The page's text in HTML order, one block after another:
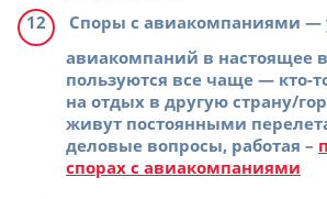
Споры с авиакомпаниями —
авиакомпаний в настоящее
пользуются все чаще — кто-
на отдых в другую страну/
живут постоянными
деловые вопросы, работая –
спорах с авиакомпаниями